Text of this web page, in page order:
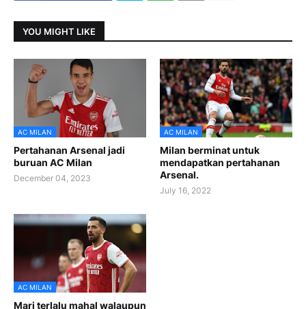
YOU MIGHT LIKE
AC MILAN
Pertahanan Arsenal jadi
buruan AC Milan
December 04, 2023
AC MILAN
Milan berminat untuk
mendapatkan pertahanan
Arsenal.
July 16, 2022
AC MILAN
Mari terlalu mahal walaupun